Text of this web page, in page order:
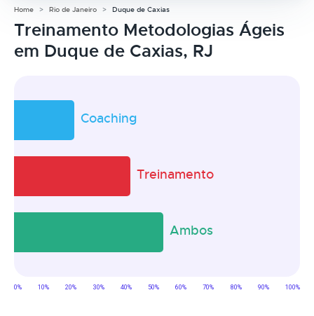
Home Rio de Janeiro Duque de Caxias
Treinamento Metodologias Ágeis
em Duque de Caxias, RJ